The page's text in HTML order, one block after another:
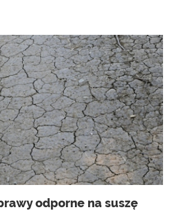
odporne na suszę